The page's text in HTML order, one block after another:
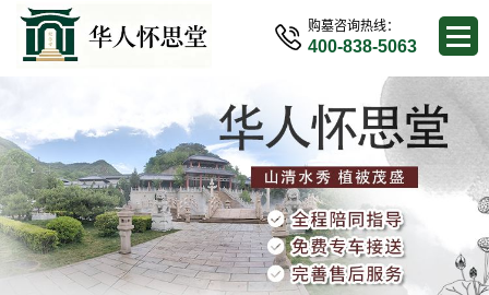
购墓咨询热线：
400-838-5063